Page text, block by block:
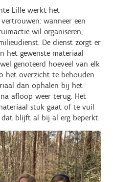
Lille werkt het
wanneer een
wil organiseren,
De dienst zorgt er
het gewenste materiaal
genoteerd hoeveel van elk
het overzicht te behouden.
dan ophalen bij het
afloop weer terug. Het
stuk gaat of te vuil
dat blijft al bij al erg beperkt.